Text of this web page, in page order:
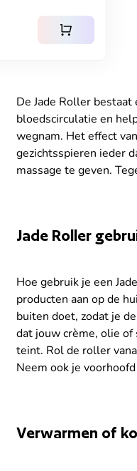
shopping_cart
De Jade Roller
bloedscirculatie en
wegnam. Het effect
gezichtsspieren ieder
massage te geven.
Jade Roller
Hoe gebruik je een
producten aan op de
buiten doet, zodat je
dat jouw crème, olie
teint. Rol de roller
Neem ook je
Verwarmen of